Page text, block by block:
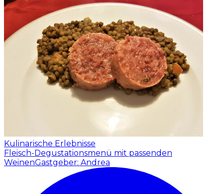
Kulinarische Erlebnisse
Fleisch-Degustationsmenü mit passenden
WeinenGastgeber: Andrea